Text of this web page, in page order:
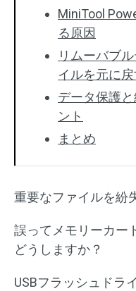
MiniTool
る原因
リムーバブ
イルを元に
データ保護
ント
まとめ
重要なファイルを紛
誤ってメモリーカー
どうしますか？
USBフラッシュドラ